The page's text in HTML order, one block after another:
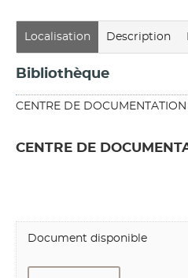
Localisation Description
Bibliothèque
CENTRE DE
CENTRE DE
Document disponible